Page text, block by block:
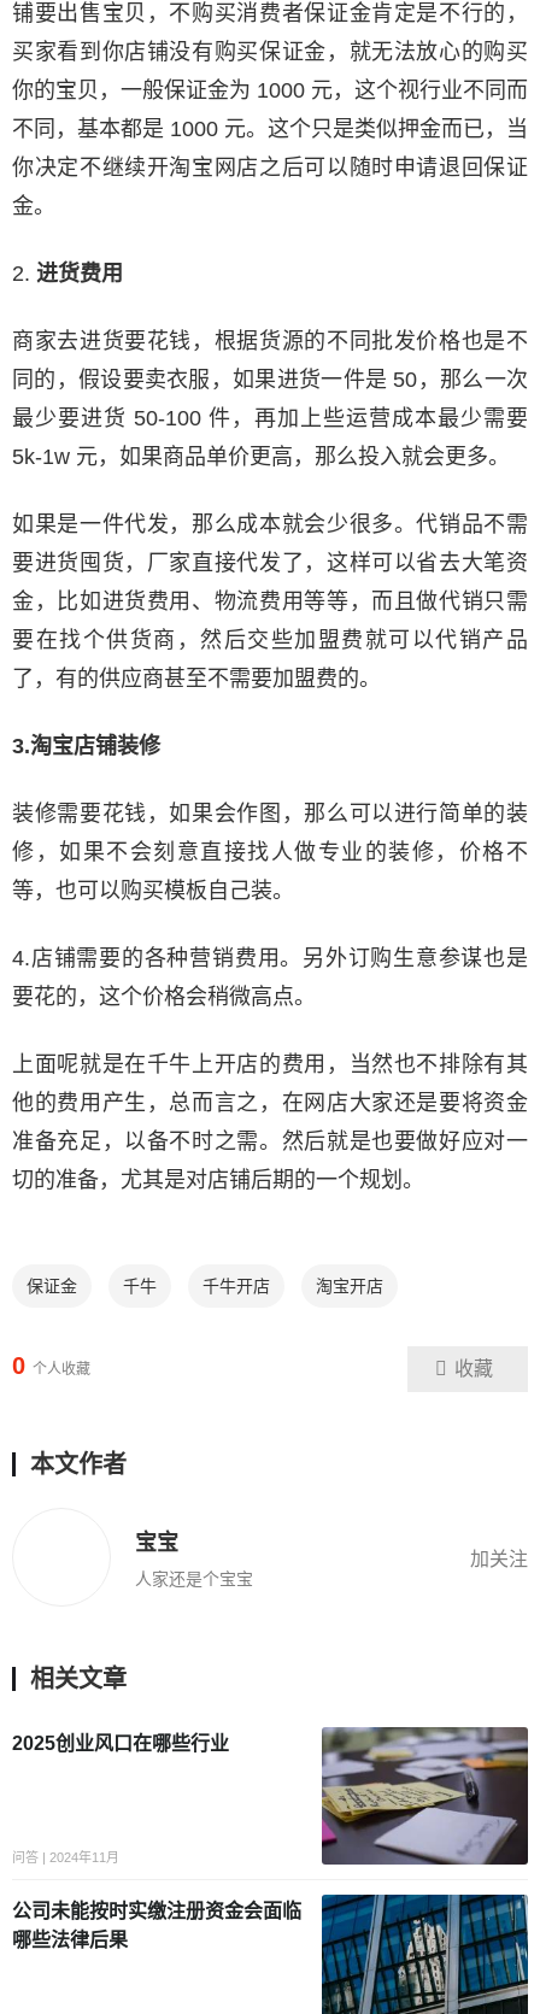
铺要出售宝贝，不购买消费者保证金肯定是不行的，
买家看到你店铺没有购买保证金，就无法放心的购买
你的宝贝，一般保证金为 1000 元，这个视行业不同而
不同，基本都是 1000 元。这个只是类似押金而已，当
你决定不继续开淘宝网店之后可以随时申请退回保证
金。
2. 进货费用
商家去进货要花钱，根据货源的不同批发价格也是不
同的，假设要卖衣服，如果进货一件是 50，那么一次
最少要进货 50-100 件，再加上些运营成本最少需要
5k-1w 元，如果商品单价更高，那么投入就会更多。
如果是一件代发，那么成本就会少很多。代销品不需
要进货囤货，厂家直接代发了，这样可以省去大笔资
金，比如进货费用、物流费用等等，而且做代销只需
要在找个供货商，然后交些加盟费就可以代销产品
了，有的供应商甚至不需要加盟费的。
3.淘宝店铺装修
装修需要花钱，如果会作图，那么可以进行简单的装
修，如果不会刻意直接找人做专业的装修，价格不
等，也可以购买模板自己装。
4.店铺需要的各种营销费用。另外订购生意参谋也是
要花的，这个价格会稍微高点。
上面呢就是在千牛上开店的费用，当然也不排除有其
他的费用产生，总而言之，在网店大家还是要将资金
准备充足，以备不时之需。然后就是也要做好应对一
切的准备，尤其是对店铺后期的一个规划。
保证金 千牛 千牛开店 淘宝开店
0 个人收藏 收藏
本文作者
宝宝
人家还是个宝宝
加关注
相关文章
2025创业风口在哪些行业
问答 | 2024年11月
公司未能按时实缴注册资金会面临
哪些法律后果